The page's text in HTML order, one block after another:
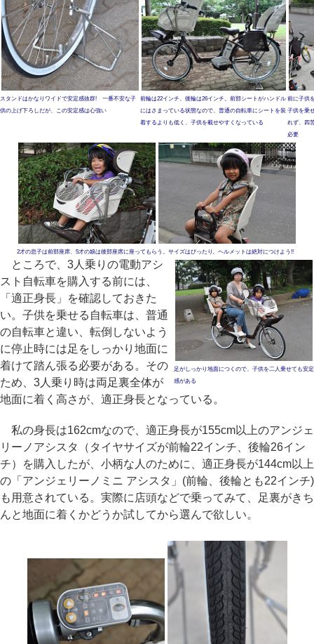
スタンドはかなりワイドで安定感抜群! 一番不安な子
供の上げ下ろしだが、この安定感は心強い
前輪は22インチ、後輪は26インチ。前部シートがハンドル
にはさまっている状態なので、普通の自転車にシートを装
着するよりも低く、子供を載せやすくなっている
前に子供
子供を乗
れず、四
必要
2才の息子は前部座席、5才の娘は後部座席に座ってもらう。サイズはぴったり。ヘルメットは絶対につけよう!!
足がしっかり地面につくので、子供を二人乗せても安定
感がある
ところで、3人乗りの電動アシ
スト自転車を購入する前には、
「適正身長」を確認しておきた
い。子供を乗せる自転車は、普通
の自転車と違い、転倒しないよう
に停止時には足をしっかり地面に
着けて踏ん張る必要がある。その
ため、3人乗り時は両足裏全体が
地面に着く高さが、適正身長となっている。
私の身長は162cmなので、適正身長が155cm以上のアンジェ
リーノアシスタ（タイヤサイズが前輪22インチ、後輪26イン
チ）を購入したが、小柄な人のために、適正身長が144cm以上
の「アンジェリーノミニ アシスタ」(前輪、後輪とも22インチ)
も用意されている。実際に店頭などで乗ってみて、足裏がきち
んと地面に着くかどうか試してから選んで欲しい。